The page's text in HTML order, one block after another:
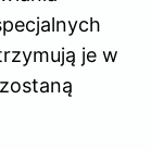
je w